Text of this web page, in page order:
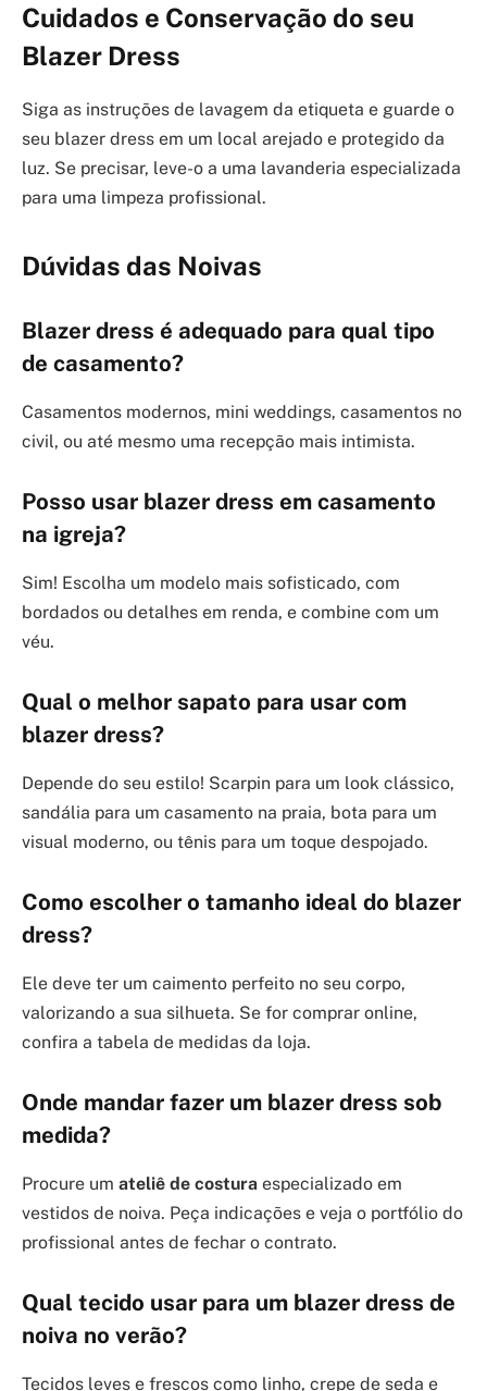
Cuidados e Conservação do seu
Blazer Dress
Siga as instruções de lavagem da etiqueta e guarde o
seu blazer dress em um local arejado e protegido da
luz. Se precisar, leve-o a uma lavanderia especializada
para uma limpeza profissional.
Dúvidas das Noivas
Blazer dress é adequado para qual tipo
de casamento?
Casamentos modernos, mini weddings, casamentos no
civil, ou até mesmo uma recepção mais intimista.
Posso usar blazer dress em casamento
na igreja?
Sim! Escolha um modelo mais sofisticado, com
bordados ou detalhes em renda, e combine com um
véu.
Qual o melhor sapato para usar com
blazer dress?
Depende do seu estilo! Scarpin para um look clássico,
sandália para um casamento na praia, bota para um
visual moderno, ou tênis para um toque despojado.
Como escolher o tamanho ideal do blazer
dress?
Ele deve ter um caimento perfeito no seu corpo,
valorizando a sua silhueta. Se for comprar online,
confira a tabela de medidas da loja.
Onde mandar fazer um blazer dress sob
medida?
Procure um ateliê de costura especializado em
vestidos de noiva. Peça indicações e veja o portfólio do
profissional antes de fechar o contrato.
Qual tecido usar para um blazer dress de
noiva no verão?
Tecidos leves e frescos como linho, crepe de seda e